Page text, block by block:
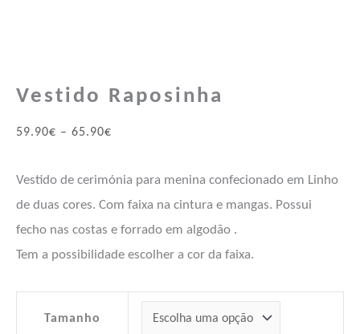
Vestido Raposinha
59.90€ – 65.90€
through
Vestido de cerimónia para menina confecionado em Linho
de duas cores. Com faixa na cintura e mangas. Possui
fecho nas costas e forrado em algodão .
Tem a possibilidade escolher a cor da faixa.
Tamanho
Raposinha
through